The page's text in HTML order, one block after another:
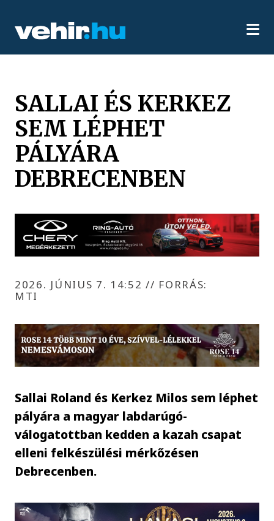
SALLAI ÉS KERKEZ
SEM LÉPHET
PÁLYÁRA
DEBRECENBEN
2026. JÚNIUS 7. 14:52// FORRÁS:
MTI
Sallai Roland és Kerkez Milos sem léphet
pályára a magyar labdarúgó-
válogatottban kedden a kazah csapat
elleni felkészülési mérkőzésen
Debrecenben.